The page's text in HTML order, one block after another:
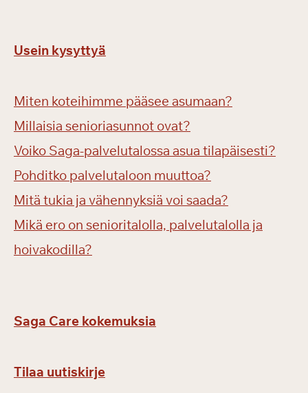
Usein kysyttyä
Miten koteihimme pääsee asumaan?
Millaisia senioriasunnot ovat?
Voiko Saga-palvelutalossa asua tilapäisesti?
Pohditko palvelutaloon muuttoa?
Mitä tukia ja vähennyksiä voi saada?
Mikä ero on senioritalolla, palvelutalolla ja
hoivakodilla?
Saga Care kokemuksia
Tilaa uutiskirje